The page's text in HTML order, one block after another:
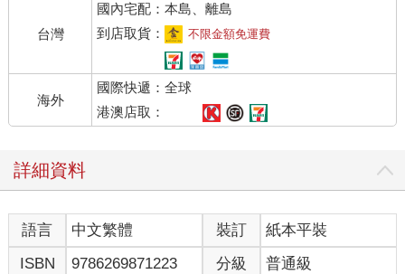
台灣
國內宅配：本島、離島
到店取貨：
不限金額免運費
海外
國際快遞：全球
港澳店取：
詳細資料
語言 中文繁體 裝訂
紙本平裝
ISBN
9786269871223 分級 普通級